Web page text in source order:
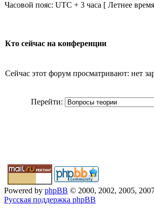
Часовой пояс: UTC + 3 часа [ Летнее
Кто сейчас на конференции
Сейчас этот форум просматривают: нет
Перейти:
Powered by phpBB © 2000, 2002, 2005,
Русская поддержка phpBB